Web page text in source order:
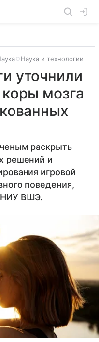
Наука и технологии
уточнили
мозга
раскрыть
решений и
игровой
поведения,
НИУ ВШЭ.